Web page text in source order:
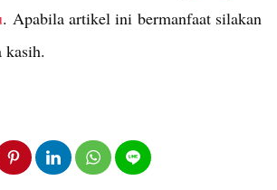
. Apabila artikel ini bermanfaat silakan
kasih.